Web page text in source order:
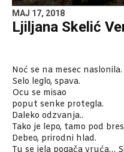
MAJ 17, 2018
Ljiljana Skelić
Noć se na mesec naslonila.
Selo leglo, spava.
Ocu se misao
poput senke protegla.
Daleko odzvanja..
Tako je lepo, tamo pod
Debeo, prirodni hlad.